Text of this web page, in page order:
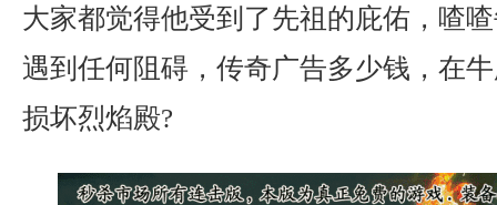
大家都觉得他受到了先祖的庇佑，喳
遇到任何阻碍，传奇广告多少钱，在
损坏烈焰殿?